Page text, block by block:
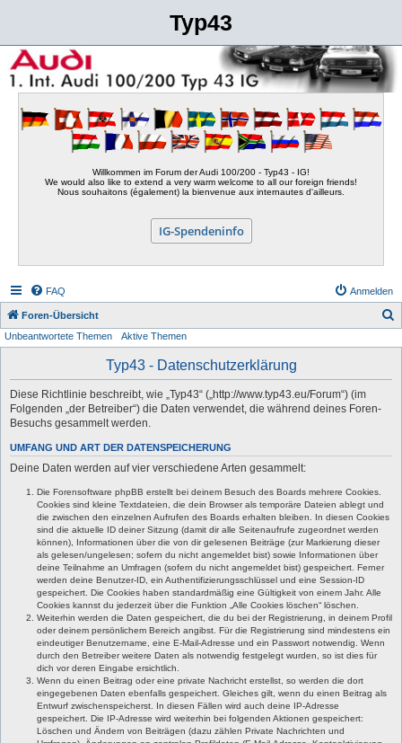
Typ43
Willkommen im Forum der Audi 100/200 - Typ43 - IG!
We would also like to extend a very warm welcome to all our foreign friends!
Nous souhaitons (également) la bienvenue aux internautes d'ailleurs.
IG-Spendeninfo
FAQ Anmelden
Foren-Übersicht
Unbeantwortete Themen Aktive Themen
Typ43 - Datenschutzerklärung
Diese Richtlinie beschreibt, wie „Typ43“ („http://www.typ43.eu/Forum“) (im
Folgenden „der Betreiber“) die Daten verwendet, die während deines Foren-
Besuchs gesammelt werden.
UMFANG UND ART DER DATENSPEICHERUNG
Deine Daten werden auf vier verschiedene Arten gesammelt:
Die Forensoftware phpBB erstellt bei deinem Besuch des Boards mehrere Cookies.
Cookies sind kleine Textdateien, die dein Browser als temporäre Dateien ablegt und
die zwischen den einzelnen Aufrufen des Boards erhalten bleiben. In diesen Cookies
sind die aktuelle ID deiner Sitzung (damit dir alle Seitenaufrufe zugeordnet werden
können), Informationen über die von dir gelesenen Beiträge (zur Markierung dieser
als gelesen/ungelesen; sofern du nicht angemeldet bist) sowie Informationen über
deine Teilnahme an Umfragen (sofern du nicht angemeldet bist) gespeichert. Ferner
werden deine Benutzer-ID, ein Authentifizierungsschlüssel und eine Session-ID
gespeichert. Die Cookies haben standardmäßig eine Gültigkeit von einem Jahr. Alle
Cookies kannst du jederzeit über die Funktion „Alle Cookies löschen“ löschen.
Weiterhin werden die Daten gespeichert, die du bei der Registrierung, in deinem Profil
oder deinem persönlichem Bereich angibst. Für die Registrierung sind mindestens ein
eindeutiger Benutzername, eine E-Mail-Adresse und ein Passwort notwendig. Wenn
durch den Betreiber weitere Daten als notwendig festgelegt wurden, so ist dies für
dich vor deren Eingabe ersichtlich.
Wenn du einen Beitrag oder eine private Nachricht erstellst, so werden die dort
eingegebenen Daten ebenfalls gespeichert. Gleiches gilt, wenn du einen Beitrag als
Entwurf zwischenspeicherst. In diesen Fällen wird auch deine IP-Adresse
gespeichert. Die IP-Adresse wird weiterhin bei folgenden Aktionen gespeichert:
Löschen und Ändern von Beiträgen (dazu zählen Private Nachrichten und